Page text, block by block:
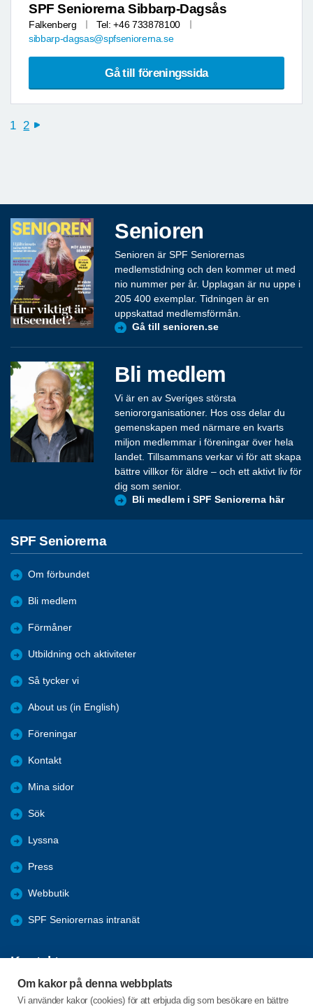
Om kakor på denna webbplats
Vi använder kakor (cookies) för att erbjuda dig som besökare en bättre
SPF Seniorerna Sibbarp-Dagsås
Falkenberg
Tel: +46 733878100
sibbarp-dagsas@spfseniorerna.se
Gå till föreningssida
1 2 next
Senioren
Senioren är SPF Seniorernas
medlemstidning och den kommer ut med
nio nummer per år. Upplagan är nu uppe i
205 400 exemplar. Tidningen är en
uppskattad medlemsförmån.
Gå till senioren.se
Bli medlem
Vi är en av Sveriges största
seniororganisationer. Hos oss delar du
gemenskapen med närmare en kvarts
miljon medlemmar i föreningar över hela
landet. Tillsammans verkar vi för att skapa
bättre villkor för äldre – och ett aktivt liv för
dig som senior.
Bli medlem i SPF Seniorerna här
SPF Seniorerna
Om förbundet
Bli medlem
Förmåner
Utbildning och aktiviteter
Så tycker vi
About us (in English)
Föreningar
Kontakt
Mina sidor
Sök
Lyssna
Press
Webbutik
SPF Seniorernas intranät
Kontakta oss
Förbundets växel har öppet måndag - fredag, 09:00 - 15:00 med